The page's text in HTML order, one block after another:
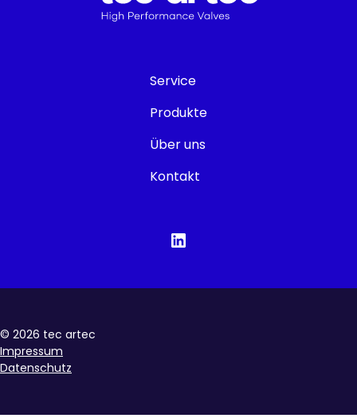
Service
Produkte
Über uns
Kontakt
© 2026 tec artec
Impressum
Datenschutz